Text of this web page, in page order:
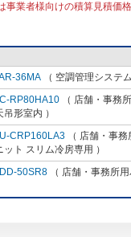
事業者様向けの積算見積価
36MA （ 空調管理システ
RP80HA10 （ 店舗・事務
吊形室内 ）
CRP160LA3 （ 店舗・事
ット スリム冷房専用 ）
50SR8 （ 店舗・事務所